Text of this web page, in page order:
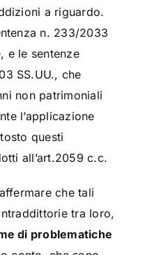
a riguardo.
n. 233/2033
e le sentenze
SS.UU., che
non patrimoniali
l’applicazione
questi
all’art.2059 c.c.
che tali
tra loro,
di problematiche